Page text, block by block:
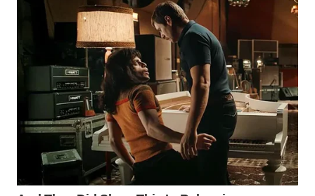
WN DELI
SERDANG
WN
TEBING
TINGGI
WN
PAKPAK
WN